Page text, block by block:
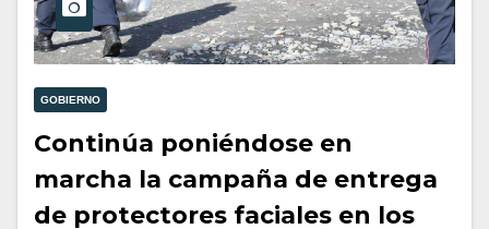
GOBIERNO
Continúa poniéndose en
marcha la campaña de entrega
de protectores faciales en los